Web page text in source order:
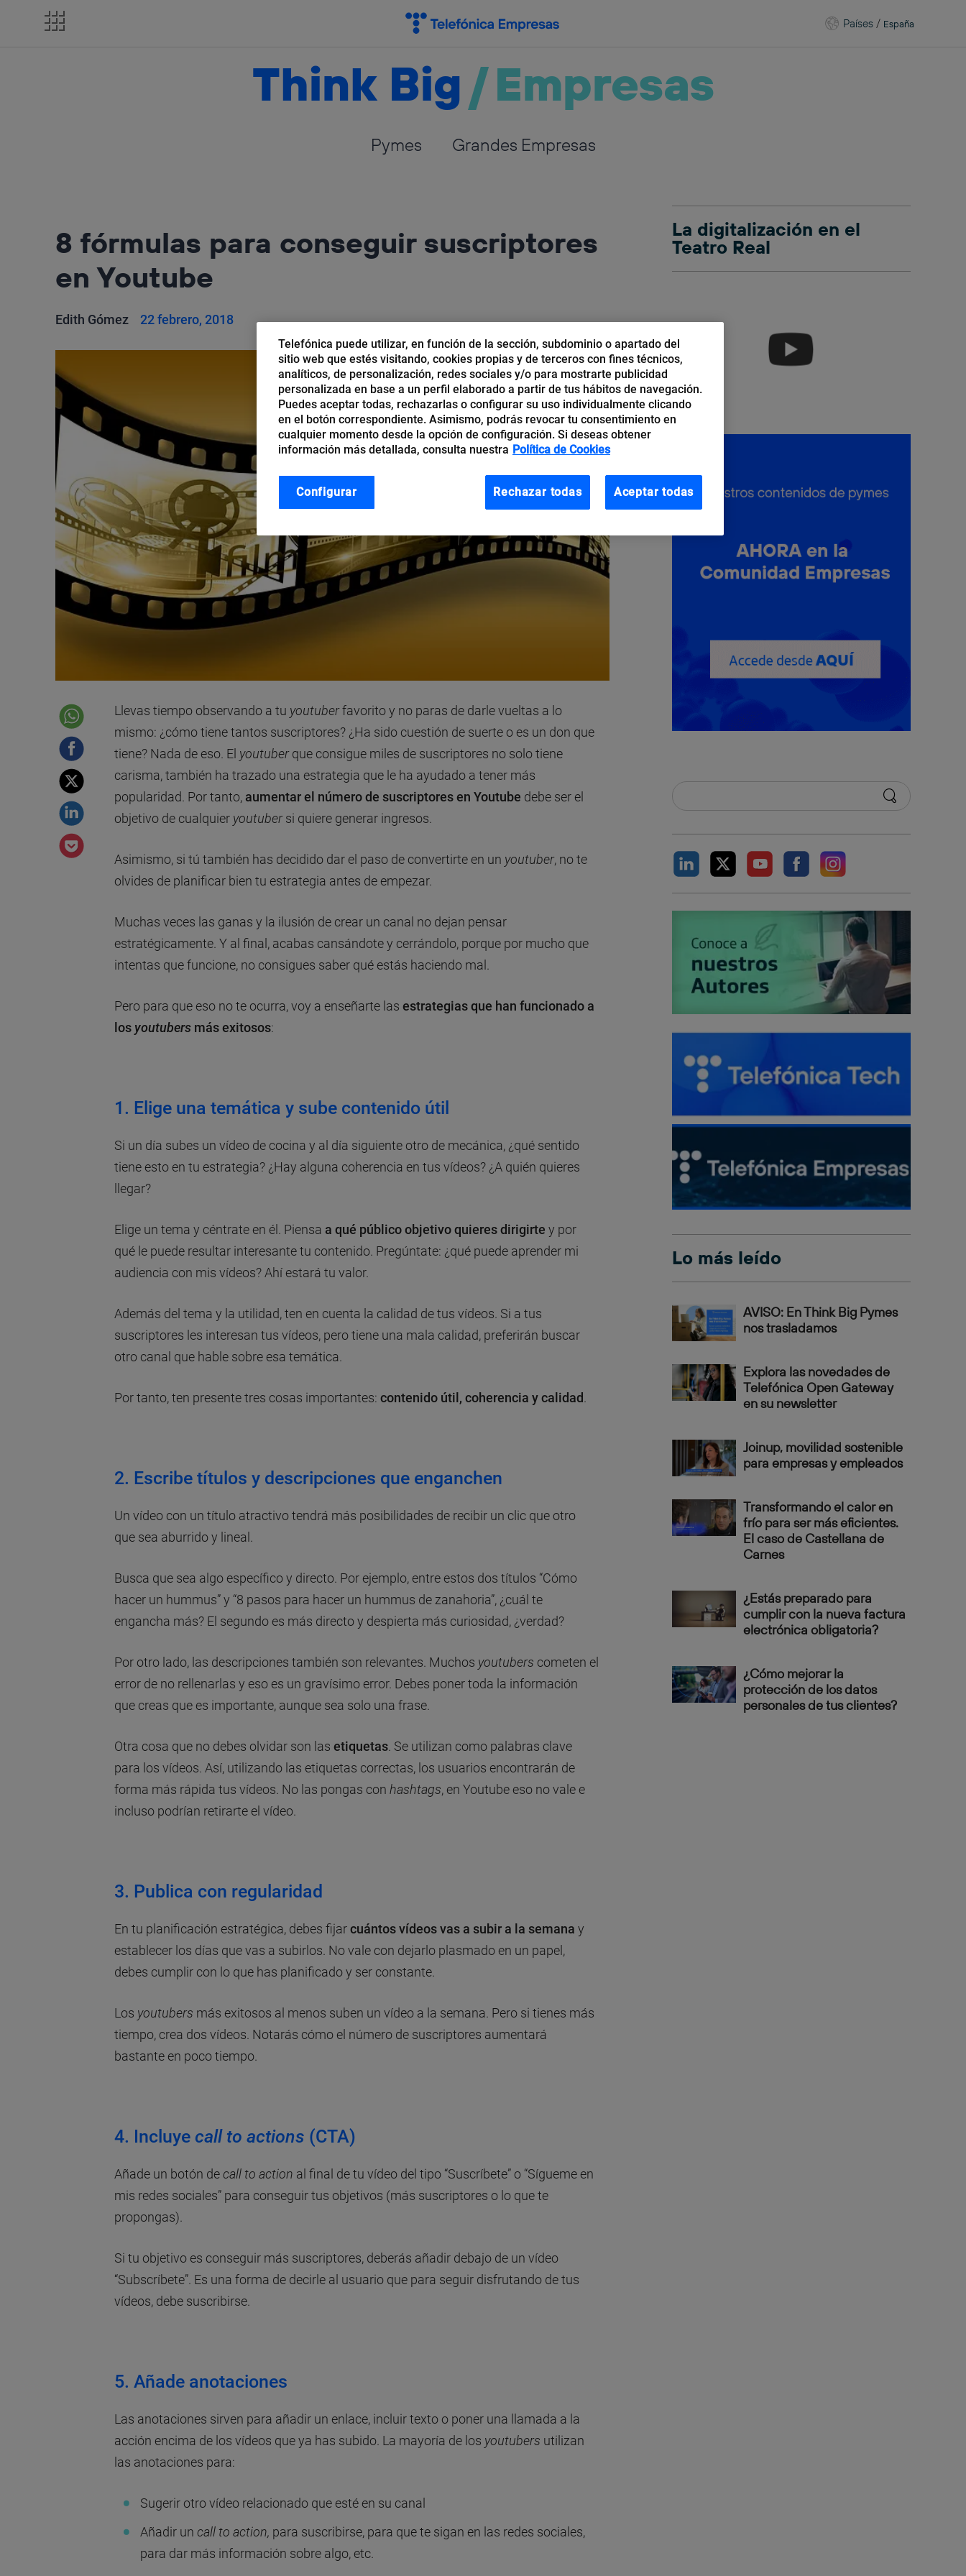
Países / España
Think Big/Empresas
Pymes Grandes Empresas
8 fórmulas para conseguir suscriptores
en Youtube
Edith Gómez 22 febrero, 2018
Llevas tiempo observando a tu youtuberfavorito y no paras de darle vueltas a lo
mismo: ¿cómo tiene tantos suscriptores? ¿Ha sido cuestión de suerte o es un don que
tiene? Nada de eso. El youtuberque consigue miles de suscriptores no solo tiene
carisma, también ha trazado una estrategia que le ha ayudado a tener más
popularidad. Por tanto, aumentar el número de suscriptores en Youtube debe ser el
objetivo de cualquier youtubersi quiere generar ingresos.
Asimismo, si tú también has decidido dar el paso de convertirte en un youtuber, no te
olvides de planificar bien tu estrategia antes de empezar.
Muchas veces las ganas y la ilusión de crear un canal no dejan pensar
estratégicamente. Y al final, acabas cansándote y cerrándolo, porque por mucho que
intentas que funcione, no consigues saber qué estás haciendo mal.
Pero para que eso no te ocurra, voy a enseñarte las estrategias que han funcionado a
los youtubersmás exitosos:
1. Elige una temática y sube contenido útil
Si un día subes un vídeo de cocina y al día siguiente otro de mecánica, ¿qué sentido
tiene esto en tu estrategia? ¿Hay alguna coherencia en tus vídeos? ¿A quién quieres
llegar?
Elige un tema y céntrate en él. Piensa a qué público objetivo quieres dirigirte y por
qué le puede resultar interesante tu contenido. Pregúntate: ¿qué puede aprender mi
audiencia con mis vídeos? Ahí estará tu valor.
Además del tema y la utilidad, ten en cuenta la calidad de tus vídeos. Si a tus
suscriptores les interesan tus vídeos, pero tiene una mala calidad, preferirán buscar
otro canal que hable sobre esa temática.
Por tanto, ten presente tres cosas importantes: contenido útil, coherencia y calidad
2. Escribe títulos y descripciones que enganchen
Un vídeo con un título atractivo tendrá más posibilidades de recibir un clic que otro
que sea aburrido y lineal.
Busca que sea algo específico y directo. Por ejemplo, entre estos dos títulos “Cómo
hacer un hummus” y “8 pasos para hacer un hummus de zanahoria”, ¿cuál te
engancha más? El segundo es más directo y despierta más curiosidad, ¿verdad?
Por otro lado, las descripciones también son relevantes. Muchos youtubers cometen el
error de no rellenarlas y eso es un gravísimo error. Debes poner toda la información
que creas que es importante, aunque sea solo una frase.
Otra cosa que no debes olvidar son las etiquetas. Se utilizan como palabras clave
para los vídeos. Así, utilizando las etiquetas correctas, los usuarios encontrarán de
forma más rápida tus vídeos. No las pongas con hashtags, en Youtube eso no vale e
incluso podrían retirarte el vídeo.
3. Publica con regularidad
En tu planificación estratégica, debes fijarcuántos vídeos vas a subir a la semana y
establecer los días que vas a subirlos. No vale con dejarlo plasmado en un papel,
debes cumplir con lo que has planificado y ser constante.
Los youtubers más exitosos al menos suben un vídeo a la semana. Pero si tienes más
tiempo, crea dos vídeos. Notarás cómo el número de suscriptores aumentará
bastante en poco tiempo.
4. Incluye call to actions (CTA)
Añade un botón decall to action al final de tu vídeo del tipo “Suscríbete” o “Sígueme en
mis redes sociales” para conseguir tus objetivos (más suscriptores o lo que te
propongas).
Si tu objetivo es conseguir más suscriptores, deberás añadir debajo de un vídeo
“Subscríbete”. Es una forma de decirle al usuario que para seguir disfrutando de tus
vídeos, debe suscribirse.
5. Añade anotaciones
Las anotaciones sirven para añadir un enlace, incluir texto o poner una llamada a la
acción encima de los vídeos que ya has subido. La mayoría de los youtubers utilizan
las anotaciones para:
Sugerir otro vídeo relacionado que esté en su canal
Añadir un call to action, para suscribirse, para que te sigan en las redes sociales,
para dar más información sobre algo, etc.
La digitalización en el
Teatro Real
Lo más leído
AVISO: En Think Big Pymes
nos trasladamos
Explora las novedades de
Telefónica Open Gateway
en su newsletter
Joinup, movilidad sostenible
para empresas y empleados
Transformando el calor en
frío para ser más eficientes.
El caso de Castellana de
Carnes
¿Estás preparado para
cumplir con la nueva factura
electrónica obligatoria?
¿Cómo mejorar la
protección de los datos
personales de tus clientes?
Telefónica puede utilizar, en función de la sección, subdominio o apartado del
sitio web que estés visitando, cookies propias y de terceros con fines técnicos,
analíticos, de personalización, redes sociales y/o para mostrarte publicidad
personalizada en base a un perfil elaborado a partir de tus hábitos de navegación.
Puedes aceptar todas, rechazarlas o configurar su uso individualmente clicando
en el botón correspondiente. Asimismo, podrás revocar tu consentimiento en
cualquier momento desde la opción de configuración. Si deseas obtener
información más detallada, consulta nuestra Política de Cookies
Rechazar todas Aceptar todas
Configurar